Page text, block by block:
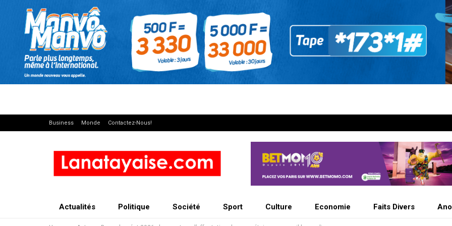
Business Monde Contactez-Nous!
Actualités Politique Société Sport Culture Economie Faits Divers